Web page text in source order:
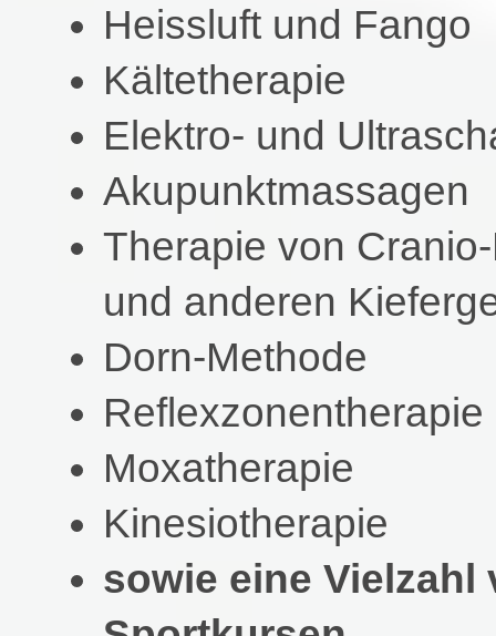
Heissluft und Fango
Kältetherapie
Elektro- und
Akupunktmassagen
Therapie von
und anderen
Dorn-Methode
Reflexzonentherapie
Moxatherapie
Kinesiotherapie
sowie eine Vielzahl